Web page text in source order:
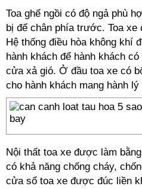
Toa ghế ngồi có độ ngả phù
bị để chân phía trước. Toa xe
Hệ thống điều hòa không
hành khách để hành khách
cửa xả gió. Ở đầu toa xe có
cho hành khách mang hành lý
Nội thất toa xe được làm
có khả năng chống cháy,
cửa sổ toa xe được đúc liền